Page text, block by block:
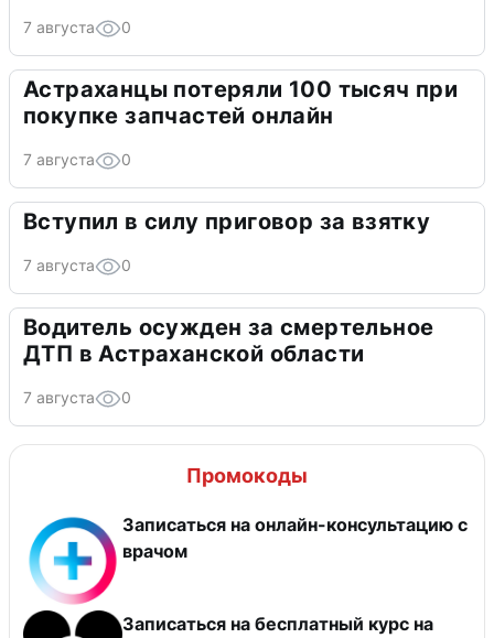
7 августа 0
Астраханцы потеряли 100 тысяч при
покупке запчастей онлайн
7 августа 0
Вступил в силу приговор за взятку
7 августа 0
Водитель осужден за смертельное
ДТП в Астраханской области
7 августа 0
Промокоды
Записаться на онлайн-консультацию с
врачом
Записаться на бесплатный курс на